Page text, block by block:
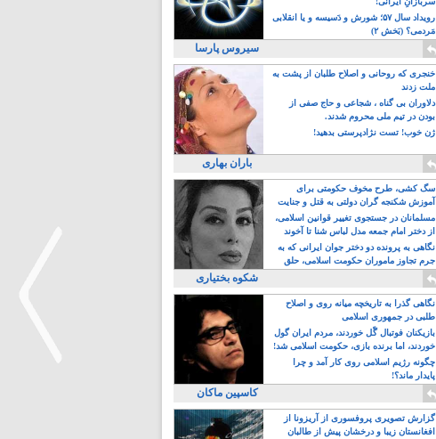
رویداد سال ۵۷؛ شورش و دَسیسه و یا انقلابی
مَردمی؟ (بَخش ۲)
سیروس پارسا
خنجری که روحانی و اصلاح طلبان از پشت به
ملت زدند
دلاوران بی گناه ، شجاعی و حاج صفی از
بودن در تیم ملی محروم شدند.
ژن خوب! تست نژادپرستی بدهید!
باران بهاری
سگ کشی، طرح مخوف حکومتی برای
آموزش شکنجه گران دولتی به قتل و جنایت
بیشتر
مسلمانان در جستجوی تغییر قوانین اسلامی،
از دختر امام جمعه مدل لباس شنا تا آخوند
مسلمان همجنسگرا!
نگاهی به پرونده دو دختر جوان ایرانی که به
جرم تجاوز ماموران حکومت اسلامی، حلق
آویز شدند!
شکوه بختیاری
نگاهی گذرا به تاریخچه میانه روی و اصلاح
طلبی در جمهوری اسلامی
بازیکنان فوتبال گًل خوردند، مردم ایران گول
خوردند، اما برنده بازی، حکومت اسلامی شد!
چگونه رژیم اسلامی روی کار آمد و چرا
پایدار ماند؟!
کاسپین ماکان
گزارش تصویری پروفسوری از آریزونا از
افغانستان زیبا و درخشان پیش از طالبان